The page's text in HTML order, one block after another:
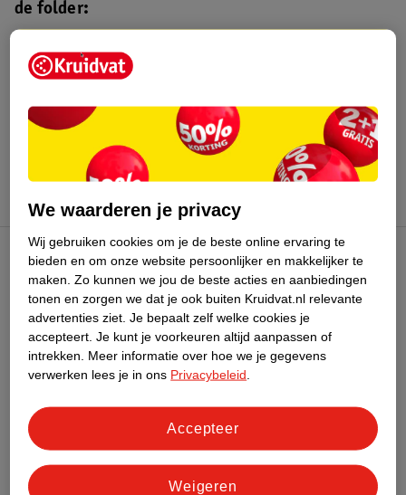
de folder:
Kruidvat folder
augustus 2026.
Kruidvat Club
Klantenservice
Over Kruidvat
We waarderen je privacy
Wij gebruiken cookies om je de beste online ervaring te
bieden en om onze website persoonlijker en makkelijker te
maken. Zo kunnen we jou de beste acties en aanbiedingen
tonen en zorgen we dat je ook buiten Kruidvat.nl relevante
advertenties ziet. Je bepaalt zelf welke cookies je
accepteert. Je kunt je voorkeuren altijd aanpassen of
intrekken.
Meer informatie over hoe we je gegevens
verwerken lees je in ons Privacybeleid
Weigeren
Accepteer